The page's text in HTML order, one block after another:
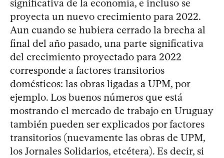
significativa de la economía, e incluso se
proyecta un nuevo crecimiento para 2022.
Aun cuando se hubiera cerrado la brecha al
final del año pasado, una parte significativa
del crecimiento proyectado para 2022
corresponde a factores transitorios
domésticos: las obras ligadas a UPM, por
ejemplo. Los buenos números que está
mostrando el mercado de trabajo en Uruguay
también pueden ser explicados por factores
transitorios (nuevamente las obras de UPM,
los Jornales Solidarios, etcétera). Es decir, si